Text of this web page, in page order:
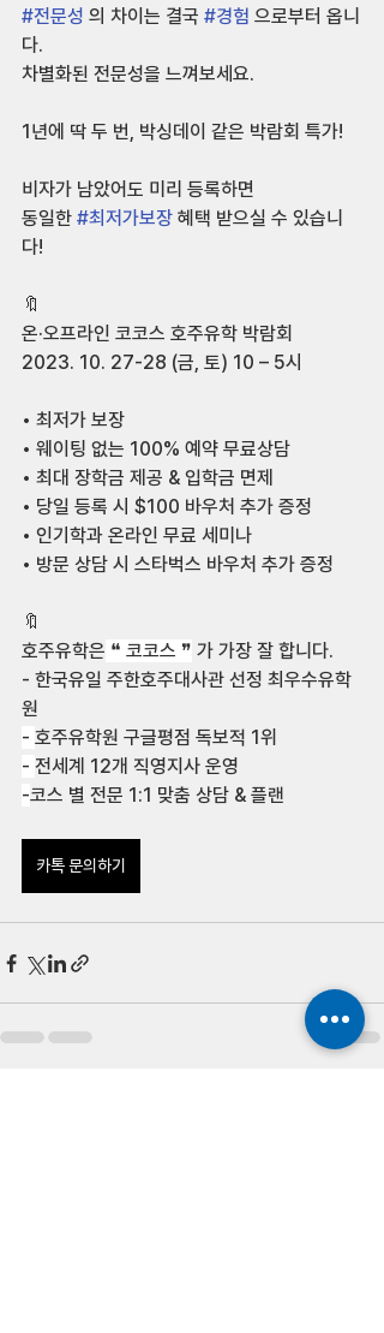
#전문성 의 차이는 결국 #경험 으로부터 옵니
다.
차별화된 전문성을 느껴보세요.
1년에 딱 두 번, 박싱데이 같은 박람회 특가!
비자가 남았어도 미리 등록하면
동일한 #최저가보장 혜택 받으실 수 있습니
다!
🔖
온·오프라인 코코스 호주유학 박람회
2023. 10. 27-28 (금, 토) 10 – 5시
• 최저가 보장
• 웨이팅 없는 100% 예약 무료상담
• 최대 장학금 제공 & 입학금 면제
• 당일 등록 시 $100 바우처 추가 증정
• 인기학과 온라인 무료 세미나
• 방문 상담 시 스타벅스 바우처 추가 증정
🔖
호주유학은 ❝ 코코스 ❞ 가 가장 잘 합니다.
- 한국유일 주한호주대사관 선정 최우수유학
원
- 호주유학원 구글평점 독보적 1위
- 전세계 12개 직영지사 운영
-코스 별 전문 1:1 맞춤 상담 & 플랜
카톡 문의하기